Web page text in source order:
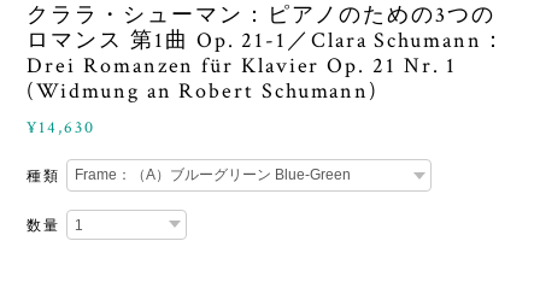
クララ・シューマン：ピアノのための3つの
ロマンス 第1曲 Op. 21-1／Clara Schumann：
Drei Romanzen für Klavier Op. 21 Nr. 1
(Widmung an Robert Schumann)
¥14,630
種類
数量